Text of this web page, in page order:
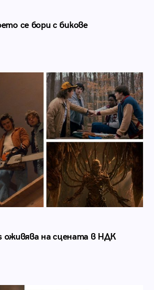
се бори с бикове
оживява на сцената в НДК